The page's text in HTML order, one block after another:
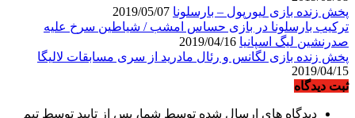
پخش زنده بازی لیورپول – بارسلونا
ترکیب بارسلونا در بازی حساس امشب / شیاطین سرخ علیه
صدرنشین لیگ اسپانیا
پخش زنده بازی لگانس و رئال مادرید از سری مسابقات لالیگا
2019/04/15
ثبت دیدگاه
دیدگاه های ارسال شده توسط شما، پس از تایید توسط تیم